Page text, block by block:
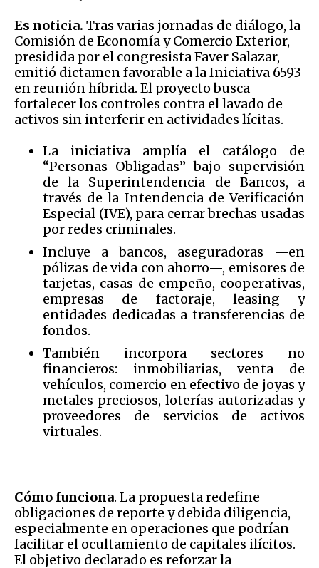
Es noticia. Tras varias jornadas de diálogo, la
Comisión de Economía y Comercio Exterior,
presidida por el congresista Faver Salazar,
emitió dictamen favorable a la Iniciativa 6593
en reunión híbrida. El proyecto busca
fortalecer los controles contra el lavado de
activos sin interferir en actividades lícitas.
La iniciativa amplía el catálogo de
“Personas Obligadas” bajo supervisión
de la Superintendencia de Bancos, a
través de la Intendencia de Verificación
Especial (IVE), para cerrar brechas usadas
por redes criminales.
Incluye a bancos, aseguradoras —en
pólizas de vida con ahorro—, emisores de
tarjetas, casas de empeño, cooperativas,
empresas de factoraje, leasing y
entidades dedicadas a transferencias de
fondos.
También incorpora sectores no
financieros: inmobiliarias, venta de
vehículos, comercio en efectivo de joyas y
metales preciosos, loterías autorizadas y
proveedores de servicios de activos
virtuales.
Cómo funciona. La propuesta redefine
obligaciones de reporte y debida diligencia,
especialmente en operaciones que podrían
facilitar el ocultamiento de capitales ilícitos.
El objetivo declarado es reforzar la